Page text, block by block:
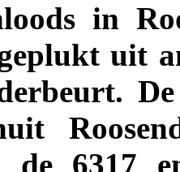
in
uit
de 6317